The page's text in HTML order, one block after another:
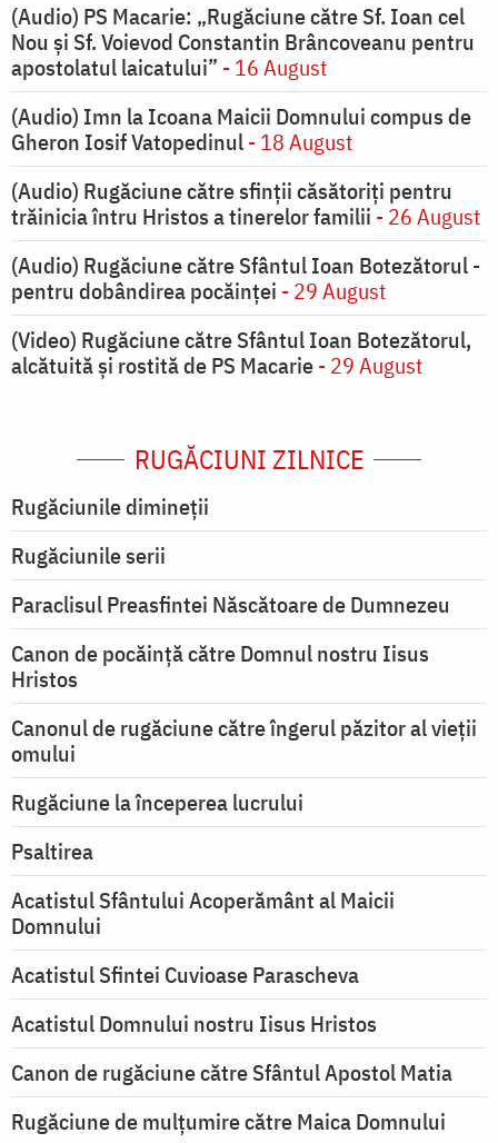
(Audio) PS Macarie: „Rugăciune către Sf. Ioan cel
Nou și Sf. Voievod Constantin Brâncoveanu pentru
apostolatul laicatului” - 16 August
(Audio) Imn la Icoana Maicii Domnului compus de
Gheron Iosif Vatopedinul- 18 August
(Audio) Rugăciune către sfinții căsătoriți pentru
trăinicia întru Hristos a tinerelor familii - 26 August
(Audio) Rugăciune către Sfântul Ioan Botezătorul -
pentru dobândirea pocăinței - 29 August
(Video) Rugăciune către Sfântul Ioan Botezătorul,
alcătuită și rostită de PS Macarie- 29 August
RUGĂCIUNI ZILNICE
Rugăciunile dimineții
Rugăciunile serii
Paraclisul Preasfintei Născătoare de Dumnezeu
Canon de pocăință către Domnul nostru Iisus
Hristos
Canonul de rugăciune către îngerul păzitor al vieții
omului
Rugăciune la începerea lucrului
Psaltirea
Acatistul Sfântului Acoperământ al Maicii
Domnului
Acatistul Sfintei Cuvioase Parascheva
Acatistul Domnului nostru Iisus Hristos
Canon de rugăciune către Sfântul Apostol Matia
Rugăciune de mulţumire către Maica Domnului